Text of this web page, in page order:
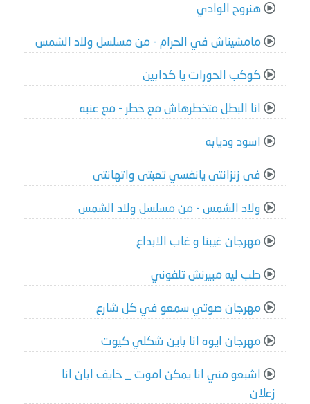
هنروح الوادي
مامشيناش في الحرام - من مسلسل ولاد الشمس
كوكب الحورات يا كدابين
انا البطل متخطرهاش مع خطر - مع عنبه
اسود وديابه
فى زنزانتى يانفسي تعبتى واتهانتى
ولاد الشمس - من مسلسل ولاد الشمس
مهرجان غيبنا و غاب الابداع
طب ليه مبيرنش تلفوني
مهرجان صوتي سمعو في كل شارع
مهرجان ايوه انا باين شكلي كيوت
اشبعو مني انا يمكن اموت _ خايف ابان انا
زعلان